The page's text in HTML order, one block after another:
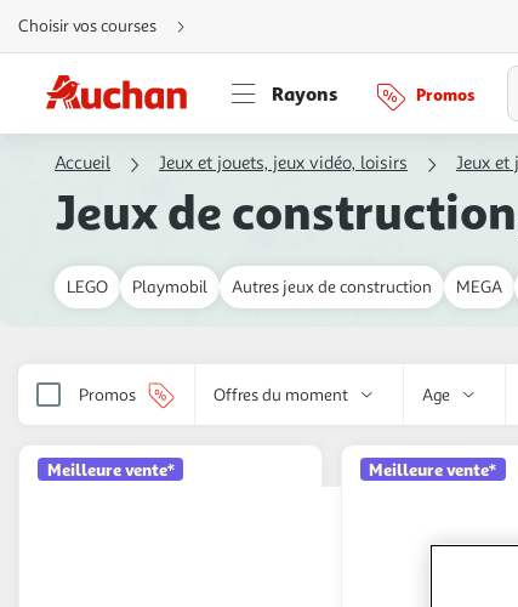
Aller
directement
au
Aller
directement
à
la
Aller
navigation
rubrique
Choisir vos courses
Rayons Promos
Accueil Jeux et jouets, jeux vidéo, loisirs Jeux et
Jeux de
LEGO Playmobil Autres jeux de construction MEGA
Promos Offres du moment Age
Meilleure vente* Meilleure vente*